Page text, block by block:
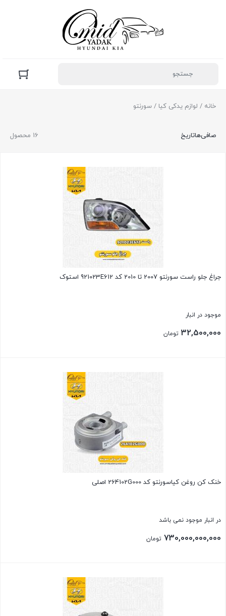
خانه / لوازم یدکی کیا / سورنتو
16 محصول صافی‌هاتاریخ
جراغ جلو راست سورنتو 2007 تا 2010 کد 921023E612 استوک
موجود در انبار
32,500,000 تومان
خنک کن روغن کیاسورنتو کد 264102G000 اصلی
در انبار موجود نمی باشد
730,000,000,000 تومان